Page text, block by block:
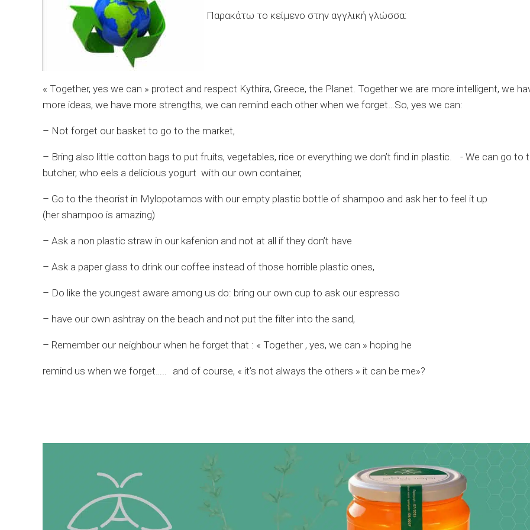
Παρακάτω το κείμενο στην αγγλική γλώσσα:
« Together, yes we can » protect and respect Kythira, Greece, the Planet. Together we are more intelligent, we
more ideas, we have more strengths, we can remind each other when we forget…So, yes we can:
– Not forget our basket to go to the market,
– Bring also little cotton bags to put fruits, vegetables, rice or everything we don’t find in plastic. - We can go to
butcher, who eels a delicious yogurt with our own container,
– Go to the theorist in Mylopotamos with our empty plastic bottle of shampoo and ask her to feel it up
(her shampoo is amazing)
– Ask a non plastic straw in our kafenion and not at all if they don’t have
– Ask a paper glass to drink our coffee instead of those horrible plastic ones,
– Do like the youngest aware among us do: bring our own cup to ask our espresso
– have our own ashtray on the beach and not put the filter into the sand,
– Remember our neighbour when he forget that : « Together , yes, we can » hoping he
remind us when we forget….. and of course, « it’s not always the others » it can be me»?